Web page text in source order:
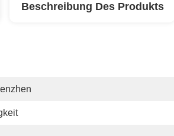
Beschreibung Des Produkts